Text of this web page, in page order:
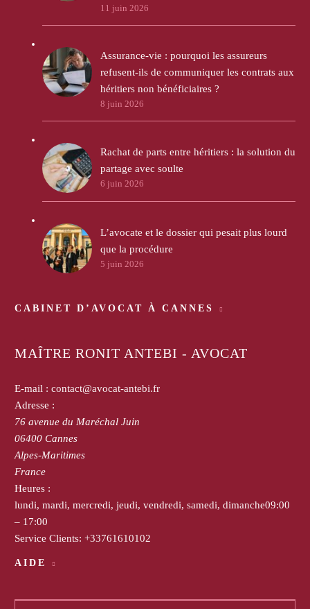
11 juin 2026
Assurance-vie : pourquoi les assureurs
refusent-ils de communiquer les contrats aux
héritiers non bénéficiaires ?
8 juin 2026
Rachat de parts entre héritiers : la solution du
partage avec soulte
6 juin 2026
L’avocate et le dossier qui pesait plus lourd
que la procédure
5 juin 2026
CABINET D’AVOCAT À CANNES
MAÎTRE RONIT ANTEBI - AVOCAT
E-mail : contact@avocat-antebi.fr
Adresse :
76 avenue du Maréchal Juin
06400 Cannes
Alpes-Maritimes
France
Heures :
lundi, mardi, mercredi, jeudi, vendredi, samedi, dimanche09:00
– 17:00
Service Clients: +33761610102
AIDE